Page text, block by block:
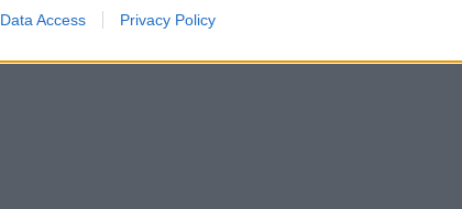
Data Access Privacy Policy